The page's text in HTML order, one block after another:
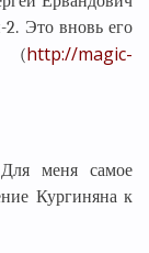
2. Это вновь его
http://magic-
Для меня самое
Кургиняна к